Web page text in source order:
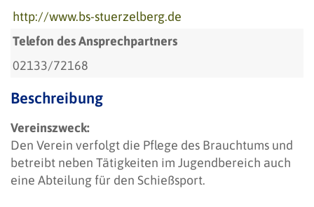
http://www.bs-stuerzelberg.de
Telefon des Ansprechpartners
02133/72168
Beschreibung
Vereinszweck:
Den Verein verfolgt die Pflege des Brauchtums und
betreibt neben Tätigkeiten im Jugendbereich auch
eine Abteilung für den Schießsport.